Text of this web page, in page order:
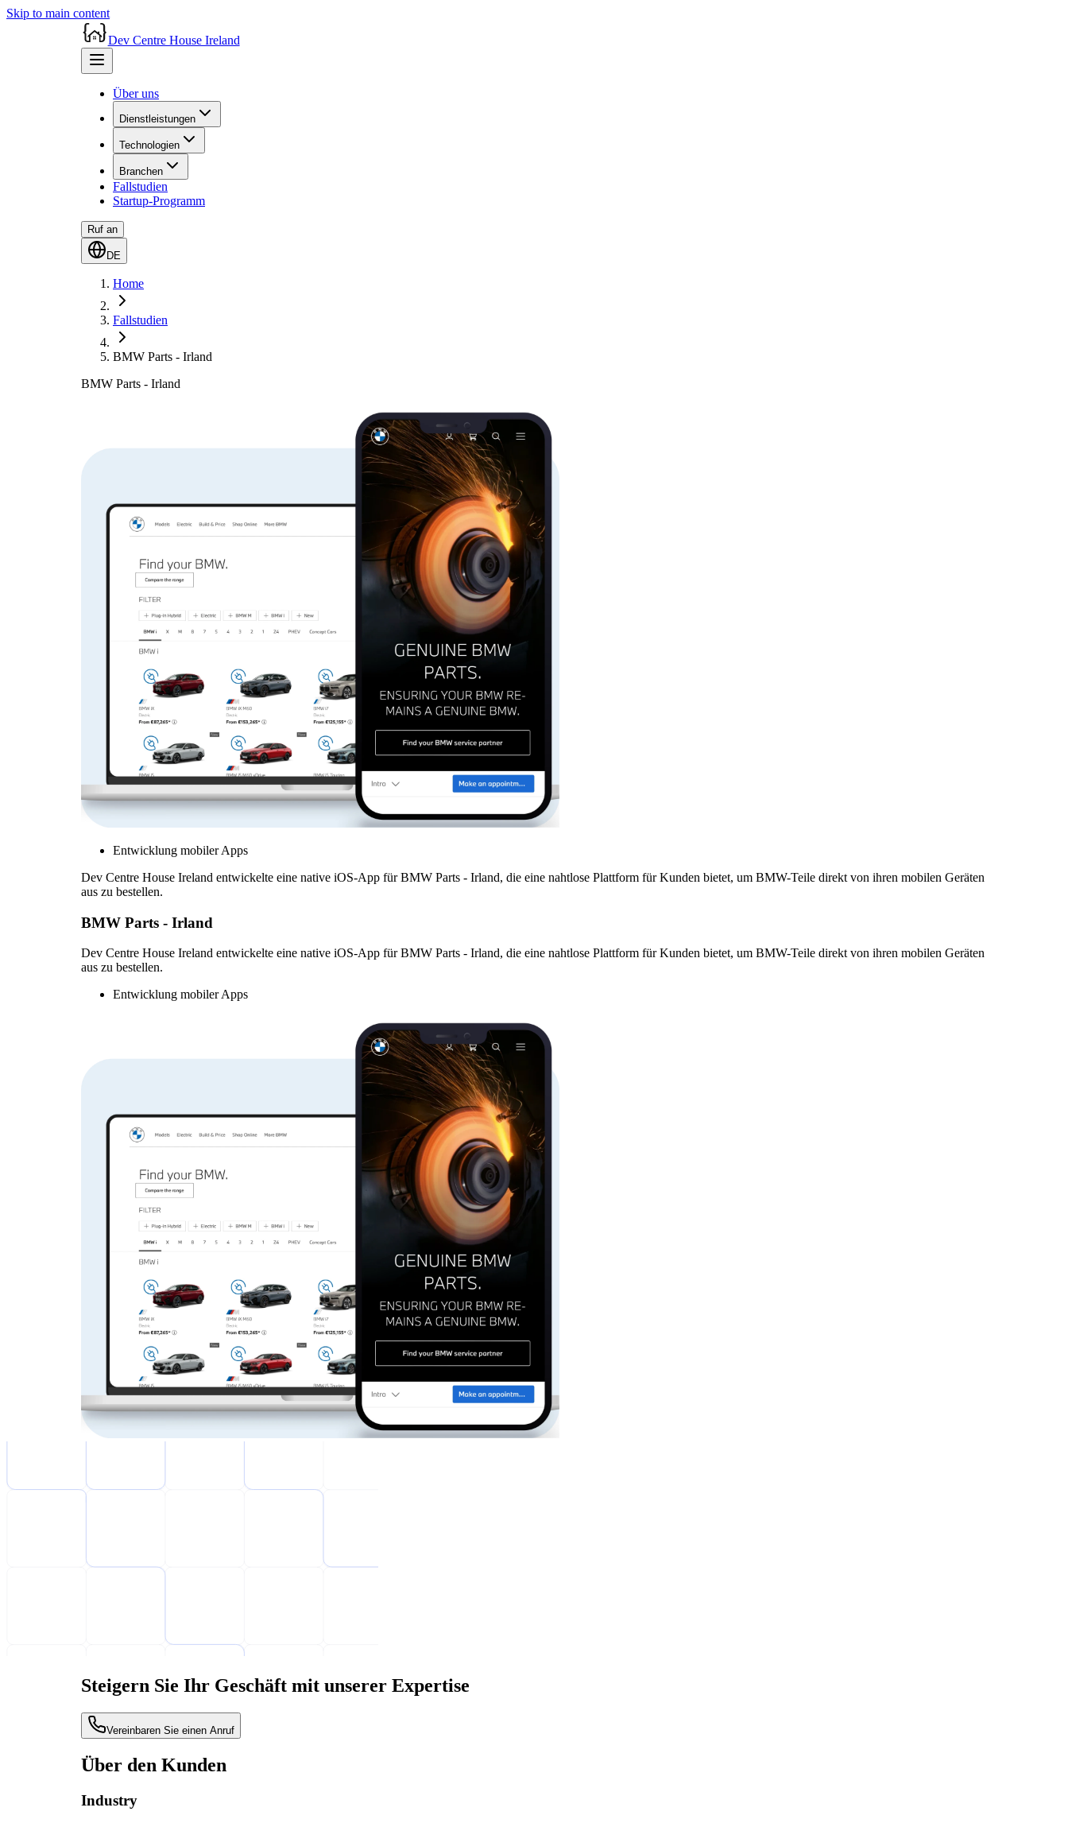
Skip to main content
Dev Centre House Ireland
Über uns
Dienstleistungen
Technologien
Branchen
Fallstudien
Startup-Programm
Ruf an
DE
Home
Fallstudien
BMW Parts - Irland
BMW Parts - Irland
Entwicklung mobiler Apps
Dev Centre House Ireland entwickelte eine native iOS-App für BMW Parts - Irland, die eine nahtlose Plattform für Kunden bietet, um BMW-Teile direkt von ihren mobilen Geräten
aus zu bestellen.
BMW Parts - Irland
Dev Centre House Ireland entwickelte eine native iOS-App für BMW Parts - Irland, die eine nahtlose Plattform für Kunden bietet, um BMW-Teile direkt von ihren mobilen Geräten
aus zu bestellen.
Entwicklung mobiler Apps
Steigern Sie Ihr Geschäft mit unserer Expertise
Vereinbaren Sie einen Anruf
Über den Kunden
Industry